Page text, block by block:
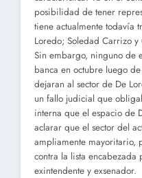
posibilidad de tener
tiene actualmente todavía
Loredo; Soledad Carrizo
Sin embargo, ninguno de
banca en octubre luego
dejaran al sector de De
un fallo judicial que
interna que el espacio de
aclarar que el sector del
ampliamente mayoritario,
contra la lista encabezada
exintendente y exsenador.